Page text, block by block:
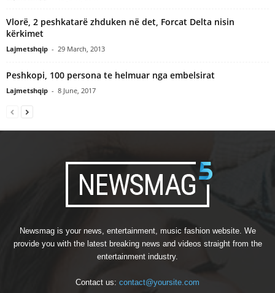
Vlorë, 2 peshkatarë zhduken në det, Forcat Delta nisin
kërkimet
Lajmetshqip - 29 March, 2013
Peshkopi, 100 persona te helmuar nga embelsirat
Lajmetshqip - 8 June, 2017
Newsmag is your news, entertainment, music fashion website. We
provide you with the latest breaking news and videos straight from the
entertainment industry.
Contact us: contact@yoursite.com